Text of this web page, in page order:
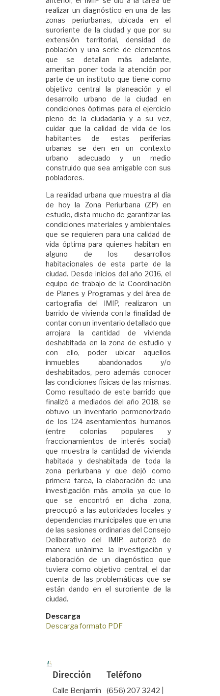
realizar un diagnóstico en una de las
zonas periurbanas, ubicada en el
suroriente de la ciudad y que por su
extensión territorial, densidad de
población y una serie de elementos
que se detallan más adelante,
ameritan poner toda la atención por
parte de un instituto que tiene como
objetivo central la planeación y el
desarrollo urbano de la ciudad en
condiciones óptimas para el ejercicio
pleno de la ciudadanía y a su vez,
cuidar que la calidad de vida de los
habitantes de estas periferias
urbanas se den en un contexto
urbano adecuado y un medio
construido que sea amigable con sus
pobladores.
La realidad urbana que muestra al día
de hoy la Zona Periurbana (ZP) en
estudio, dista mucho de garantizar las
condiciones materiales y ambientales
que se requieren para una calidad de
vida óptima para quienes habitan en
alguno de los desarrollos
habitacionales de esta parte de la
ciudad. Desde inicios del año 2016, el
equipo de trabajo de la Coordinación
de Planes y Programas y del área de
cartografía del IMIP, realizaron un
barrido de vivienda con la finalidad de
contar con un inventario detallado que
arrojara la cantidad de vivienda
deshabitada en la zona de estudio y
con ello, poder ubicar aquellos
inmuebles abandonados y/o
deshabitados, pero además conocer
las condiciones físicas de las mismas.
Como resultado de este barrido que
finalizó a mediados del año 2018, se
obtuvo un inventario pormenorizado
de los 124 asentamientos humanos
(entre colonias populares y
fraccionamientos de interés social)
que muestra la cantidad de vivienda
habitada y deshabitada de toda la
zona periurbana y que dejó como
primera tarea, la elaboración de una
investigación más amplia ya que lo
que se encontró en dicha zona,
preocupó a las autoridades locales y
dependencias municipales que en una
de las sesiones ordinarias del Consejo
Deliberativo del IMIP, autorizó de
manera unánime la investigación y
elaboración de un diagnóstico que
tuviera como objetivo central, el dar
cuenta de las problemáticas que se
están dando en el suroriente de la
ciudad.
Descarga
Descarga formato PDF
Dirección
Calle Benjamín
Teléfono
(656) 207 3242 |